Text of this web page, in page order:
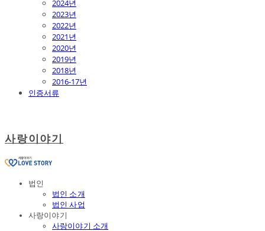
2024년
2023년
2022년
2021년
2020년
2019년
2018년
2016-17년
인증서류
사랑이야기
법인
법인 소개
법인 사업
사랑이야기
사랑이야기 소개